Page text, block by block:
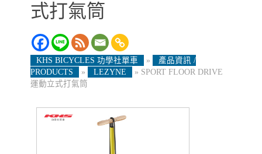
式打氣筒
KHS BICYCLES 功學社單車 »
產品資訊 /
PRODUCTS
» LEZYNE » SPORT FLOOR DRIVE
運動立式打氣筒